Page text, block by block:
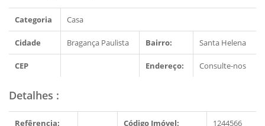
Categoria Casa
Cidade Bragança Paulista Bairro: Santa Helena
CEP Endereço: Consulte-nos
Detalhes :
Refêrencia: Código Imóvel: 1244566